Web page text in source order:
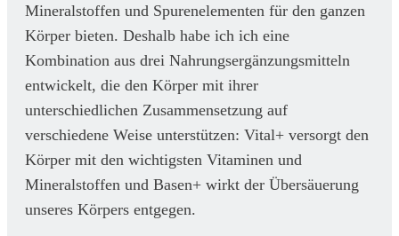
Mineralstoffen und Spurenelementen für den ganzen
Körper bieten. Deshalb habe ich ich eine
Kombination aus drei Nahrungsergänzungsmitteln
entwickelt, die den Körper mit ihrer
unterschiedlichen Zusammensetzung auf
verschiedene Weise unterstützen: Vital+ versorgt den
Körper mit den wichtigsten Vitaminen und
Mineralstoffen und Basen+ wirkt der Übersäuerung
unseres Körpers entgegen.